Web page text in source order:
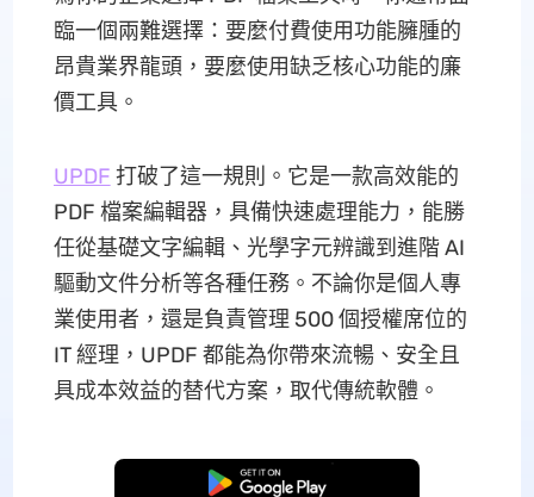
臨一個兩難選擇：要麼付費使用功能臃腫的
昂貴業界龍頭，要麼使用缺乏核心功能的廉
價工具。
UPDF 打破了這一規則。它是一款高效能的
PDF 檔案編輯器，具備快速處理能力，能勝
任從基礎文字編輯、光學字元辨識到進階 AI
驅動文件分析等各種任務。不論你是個人專
業使用者，還是負責管理 500 個授權席位的
IT 經理，UPDF 都能為你帶來流暢、安全且
具成本效益的替代方案，取代傳統軟體。
免費下載